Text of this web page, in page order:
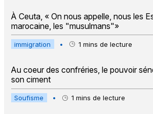
À Ceuta, « On nous appelle, nous les
marocaine, les "musulmans"»
immigration • 1 mins de lecture
Au coeur des confréries, le pouvoir
son ciment
Soufisme • 1 mins de lecture